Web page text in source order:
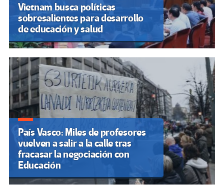
Vietnam busca políticas
sobresalientes para desarrollo
de educación y salud
País Vasco: Miles de profesores
vuelven a salir a la calle tras
fracasar la negociación con
Educación